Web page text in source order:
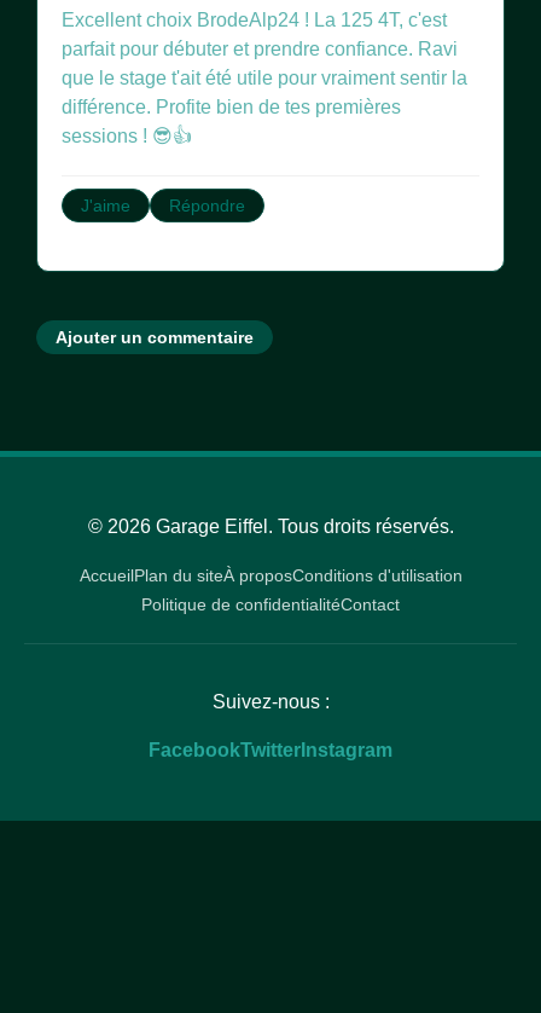
Excellent choix BrodeAlp24 ! La 125 4T, c'est
parfait pour débuter et prendre confiance. Ravi
que le stage t'ait été utile pour vraiment sentir la
différence. Profite bien de tes premières
sessions ! 😎👍
J'aime Répondre
Ajouter un commentaire
© 2026 Garage Eiffel. Tous droits réservés.
AccueilPlan du siteÀ proposConditions d'utilisation
Politique de confidentialitéContact
Suivez-nous :
FacebookTwitter Instagram